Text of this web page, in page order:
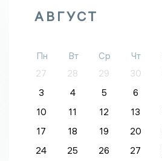
АВГУСТ
Пн Вт Ср Чт
27
28 29 30
3
4 5 6
10
11 12 13
17
18 19 20
24
25 26 27